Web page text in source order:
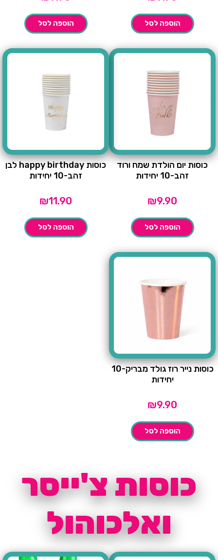
הוספה לסל הוספה לסל
כוסות יום הולדת שמח ורוד
זהב-10 יחידות
₪9.90
הוספה לסל
כוסות happy birthday לבן
זהב-10 יחידות
₪11.90
הוספה לסל
כוסות נייר רוז גולד מבריק-10
יחידות
₪9.90
הוספה לסל
כוסות צ'ייסר
ואלכוהול